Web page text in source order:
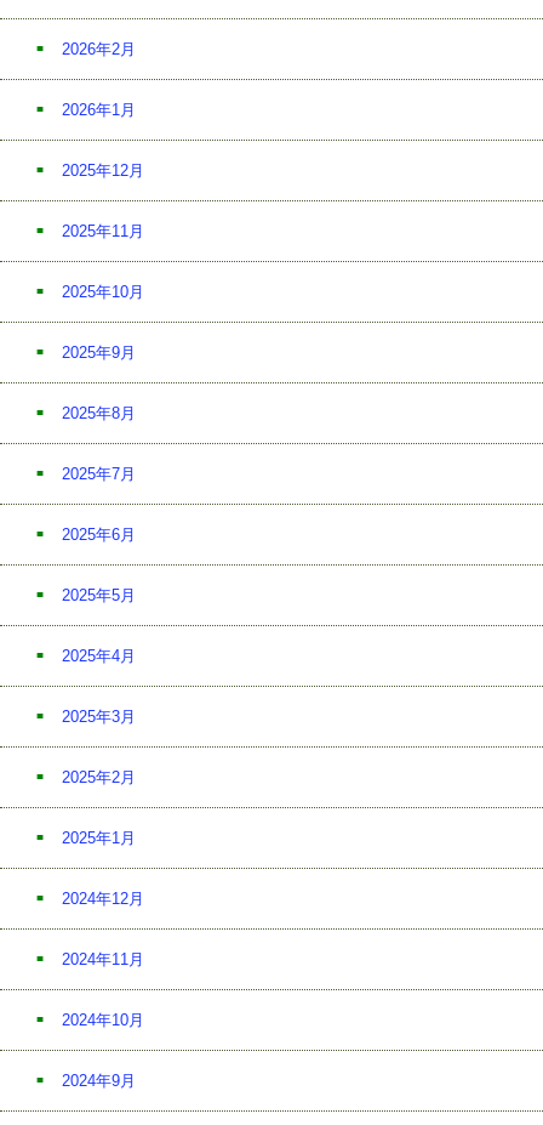
2026年2月
2026年1月
2025年12月
2025年11月
2025年10月
2025年9月
2025年8月
2025年7月
2025年6月
2025年5月
2025年4月
2025年3月
2025年2月
2025年1月
2024年12月
2024年11月
2024年10月
2024年9月